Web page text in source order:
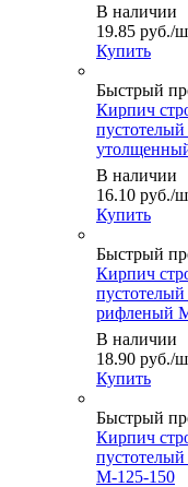
В наличии
19.85 руб./
Купить
Быстрый
Кирпич
В наличии
16.10 руб./
Купить
Быстрый
Кирпич
рифленый
В наличии
18.90 руб./
Купить
Быстрый
Кирпич
М-125-150